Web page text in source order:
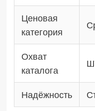
Ценовая
категория
Охват
каталога
Надёжность